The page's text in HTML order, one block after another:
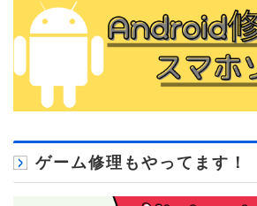
ゲーム修理もやってます！